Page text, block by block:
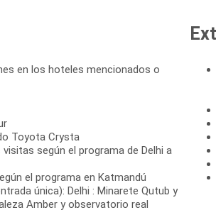
en los hoteles mencionados o
Toyota Crysta
según el programa de Delhi a
el programa en Katmandú
única): Delhi : Minarete Qutub y
Amber y observatorio real